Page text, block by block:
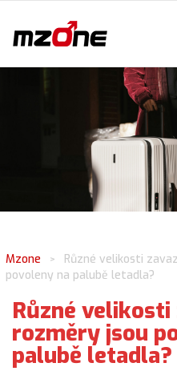
Mzone >
Různé velikosti
povoleny na palubě letadla?
Různé velikosti
rozměry jsou
palubě letadla?